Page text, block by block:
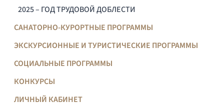
2025 – ГОД ТРУДОВОЙ ДОБЛЕСТИ
САНАТОРНО-КУРОРТНЫЕ ПРОГРАММЫ
ЭКСКУРСИОННЫЕ И ТУРИСТИЧЕСКИЕ ПРОГРАММЫ
СОЦИАЛЬНЫЕ ПРОГРАММЫ
КОНКУРСЫ
ЛИЧНЫЙ КАБИНЕТ